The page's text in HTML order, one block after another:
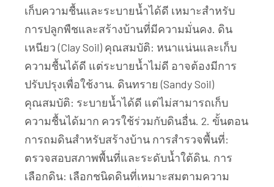
เก็บความชื้นและระบายน้ำได้ดี เหมาะสำหรับ
การปลูกพืชและสร้างบ้านที่มีความมั่นคง. ดิน
เหนียว (Clay Soil) คุณสมบัติ: หนาแน่นและเก็บ
ความชื้นได้ดี แต่ระบายน้ำไม่ดี อาจต้องมีการ
ปรับปรุงเพื่อใช้งาน. ดินทราย (Sandy Soil)
คุณสมบัติ: ระบายน้ำได้ดี แต่ไม่สามารถเก็บ
ความชื้นได้มาก ควรใช้ร่วมกับดินอื่น. 2. ขั้นตอน
การถมดินสำหรับสร้างบ้าน การสำรวจพื้นที่:
ตรวจสอบสภาพพื้นที่และระดับน้ำใต้ดิน. การ
เลือกดิน: เลือกชนิดดินที่เหมาะสมตามความ